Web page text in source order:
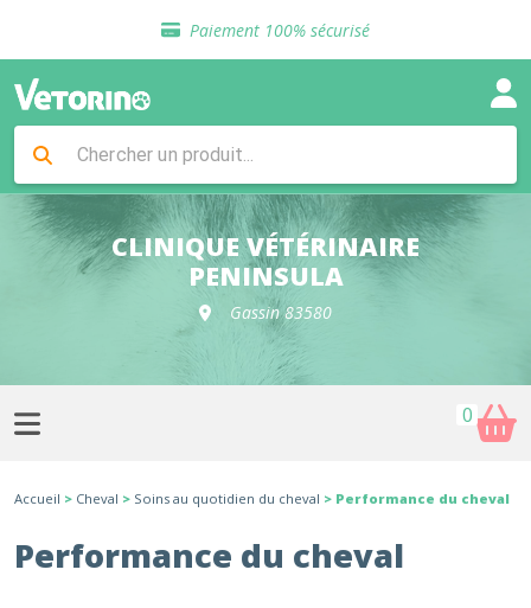
Paiement 100% sécurisé
Livraison gratuite en clinique vétérinaire
Sélection de croquettes vétérinaire
Livraison gratuite en clinique vétérinaire
Retour gratuit en clinique
Sélection de croquettes vétérinaire
CLINIQUE VÉTÉRINAIRE
PENINSULA
Gassin 83580
0
Accueil > Cheval > Soins au quotidien du cheval > Performance du cheval
Performance du cheval